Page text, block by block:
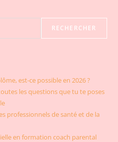
RECHERCHER
est-ce possible en 2026 ?
les questions que tu te poses
professionnels de santé et de la
en formation coach parental